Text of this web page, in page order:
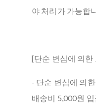
야 처리가 가능합
[단순 변심에 의한
- 단순 변심에 의
배송비 5,000원